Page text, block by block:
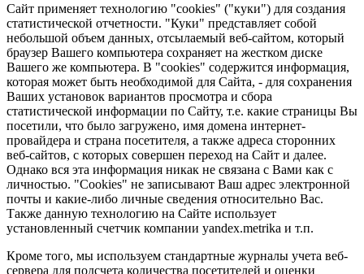
Сайт применяет технологию "cookies" ("куки") для создания
статистической отчетности. "Куки" представляет собой
небольшой объем данных, отсылаемый веб-сайтом, который
браузер Вашего компьютера сохраняет на жестком диске
Вашего же компьютера. В "cookies" содержится информация,
которая может быть необходимой для Сайта, - для сохранения
Ваших установок вариантов просмотра и сбора
статистической информации по Сайту, т.е. какие страницы Вы
посетили, что было загружено, имя домена интернет-
провайдера и страна посетителя, а также адреса сторонних
веб-сайтов, с которых совершен переход на Сайт и далее.
Однако вся эта информация никак не связана с Вами как с
личностью. "Cookies" не записывают Ваш адрес электронной
почты и какие-либо личные сведения относительно Вас.
Также данную технологию на Сайте использует
установленный счетчик компании yandex.metrika и т.п.
Кроме того, мы используем стандартные журналы учета веб-
сервера для подсчета количества посетителей и оценки